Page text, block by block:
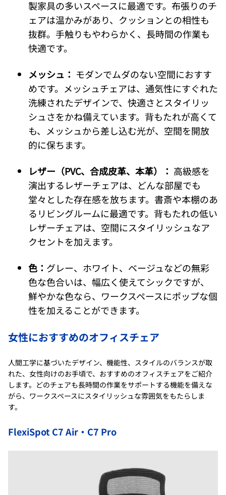
製家具の多いスペースに最適です。布張りのチ
ェアは温かみがあり、クッションとの相性も
抜群。手触りもやわらかく、長時間の作業も
快適です。
メッシュ： モダンでムダのない空間におすす
めです。メッシュチェアは、通気性にすぐれた
洗練されたデザインで、快適さとスタイリッ
シュさをかね備えています。背もたれが高くて
も、メッシュから差し込む光が、空間を開放
的に保ちます。
レザー（PVC、合成皮革、本革）： 高級感を
演出するレザーチェアは、どんな部屋でも
堂々とした存在感を放ちます。書斎や本棚のあ
るリビングルームに最適です。背もたれの低い
レザーチェアは、空間にスタイリッシュなア
クセントを加えます。
色： グレー、ホワイト、ベージュなどの無彩
色な色合いは、幅広く使えてシックですが、
鮮やかな色なら、ワークスペースにポップな個
性を加えることができます。
女性におすすめのオフィスチェア
人間工学に基づいたデザイン、機能性、スタイルのバランスが取
れた、女性向けのお手頃で、おすすめのオフィスチェアをご紹介
します。どのチェアも長時間の作業をサポートする機能を備えな
がら、ワークスペースにスタイリッシュな雰囲気をもたらしま
す。
FlexiSpot C7 Air・C7 Pro